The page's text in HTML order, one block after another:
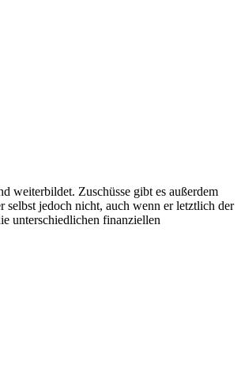
weiterbildet. Zuschüsse gibt es außerdem
selbst jedoch nicht, auch wenn er letztlich der
unterschiedlichen finanziellen